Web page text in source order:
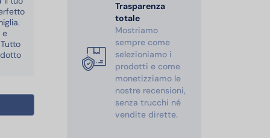
e
Trasparenza
totale
Mostriamo
sempre come
selezioniamo i
prodotti e come
monetizziamo le
nostre recensioni,
senza trucchi né
vendite dirette.